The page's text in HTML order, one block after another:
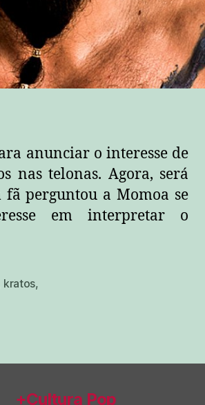
anunciar o interesse de
nas telonas. Agora, será
fã perguntou a Momoa se
em interpretar o
kratos,
+Cultura Pop